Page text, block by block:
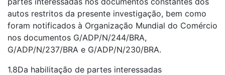
autos restritos da presente investigação, bem como
foram notificados à Organização Mundial do Comércio
nos documentos G/ADP/N/244/BRA,
G/ADP/N/237/BRA e G/ADP/N/230/BRA.
1.8Da habilitação de partes interessadas